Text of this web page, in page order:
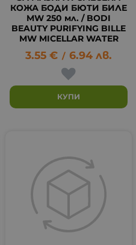
КОЖА БОДИ БЮТИ БИЛЕ
MW 250 мл. / BODI
BEAUTY PURIFYING BILLE
MW MICELLAR WATER
3.55 € / 6.94 лв.
КУПИ